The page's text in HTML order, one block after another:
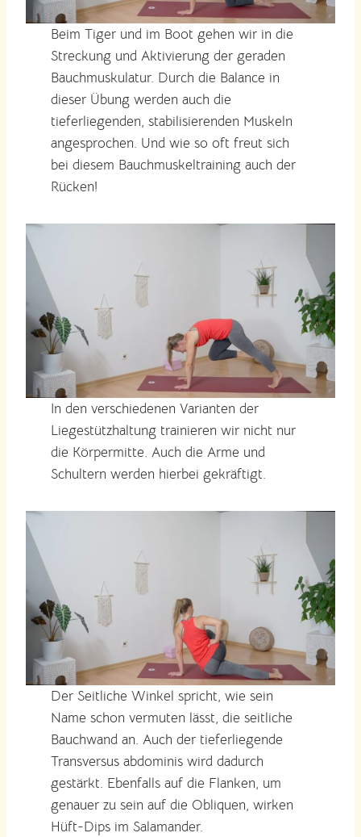
Beim Tiger und im Boot gehen wir in die
Streckung und Aktivierung der geraden
Bauchmuskulatur. Durch die Balance in
dieser Übung werden auch die
tieferliegenden, stabilisierenden Muskeln
angesprochen. Und wie so oft freut sich
bei diesem Bauchmuskeltraining auch der
Rücken!
In den verschiedenen Varianten der
Liegestützhaltung trainieren wir nicht nur
die Körpermitte. Auch die Arme und
Schultern werden hierbei gekräftigt.
Der Seitliche Winkel spricht, wie sein
Name schon vermuten lässt, die seitliche
Bauchwand an. Auch der tieferliegende
Transversus abdominis wird dadurch
gestärkt. Ebenfalls auf die Flanken, um
genauer zu sein auf die Obliquen, wirken
Hüft-Dips im Salamander.